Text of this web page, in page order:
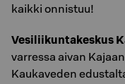
kaikki onnistuu!
Vesiliikuntakeskus
varressa aivan
Kaukaveden